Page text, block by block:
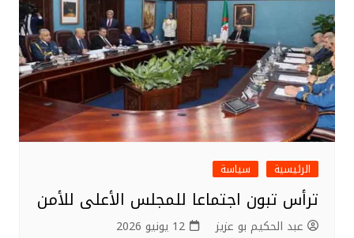
الرئيسية سياسة
ترأس تبون اجتماعا للمجلس الأعلى للأمن
عبد الحكيم بو عزيز 12 يونيو 2026